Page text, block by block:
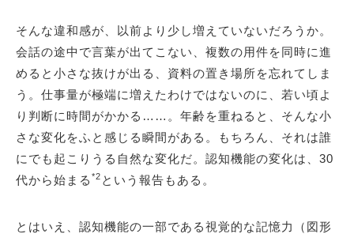
そんな違和感が、以前より少し増えていないだろうか。
会話の途中で言葉が出てこない、複数の用件を同時に進
めると小さな抜けが出る、資料の置き場所を忘れてしま
う。仕事量が極端に増えたわけではないのに、若い頃よ
り判断に時間がかかる……。年齢を重ねると、そんな小
さな変化をふと感じる瞬間がある。もちろん、それは誰
にでも起こりうる自然な変化だ。認知機能の変化は、30
代から始まる *2 という報告もある。
とはいえ、認知機能の一部である視覚的な記憶力（図形